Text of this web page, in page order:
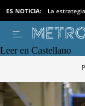
ES NOTICIA: La
Leer en Castellano